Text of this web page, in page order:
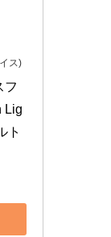
ス)
フ
Lig
ト